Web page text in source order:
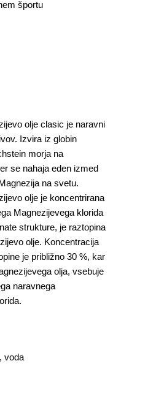
športu
olje clasic je naravni
Izvira iz globin
morja na
se nahaja eden izmed
na svetu.
olje je koncentrirana
Magnezijevega klorida
strukture, je raztopina
olje. Koncentracija
je približno 30 %, kar
olja, vsebuje
naravnega
voda